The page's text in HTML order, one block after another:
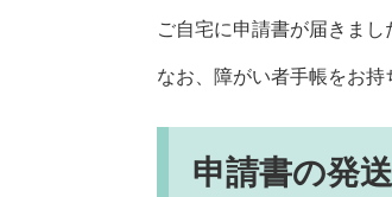
ご自宅に申請書が届きま
なお、障がい者手帳をお持
申請書の発